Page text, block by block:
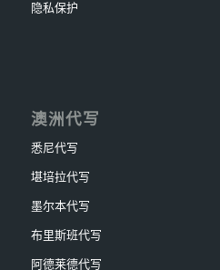
隐私保护
澳洲代写
悉尼代写
堪培拉代写
墨尔本代写
布里斯班代写
阿德莱德代写